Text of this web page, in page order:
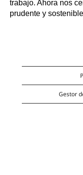
trabajo. Ahora nos
prudente y
Gestor